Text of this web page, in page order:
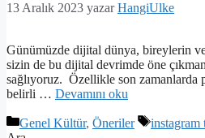
13 Aralık 2023 yazarHangiUlke
Günümüzde dijital dünya, bireylerin
sizin de bu dijital devrimde öne
sağlıyoruz. Özellikle son zamanlarda
belirli … Devamını oku
Kategoriler
Genel Kültür, Öneriler Etiketler
instagram